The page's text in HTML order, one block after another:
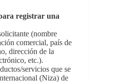
registrar una
(nombre
comercial, país de
dirección de la
etc.).
servicios que se
(Niza) de